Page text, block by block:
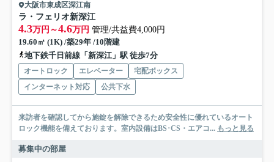
大阪市東成区深江南
ラ・フェリオ新深江
4.3万円～4.6万円 管理/共益費4,000円
19.60㎡ (1K) /築29年 /10階建
地下鉄千日前線「新深江」駅 徒歩7分
オートロック エレベーター
宅配ボックス
インターネット対応
公共下水
来訪者を確認してから施錠を解除できるため安全性に優れているオート
ロック機能を備えております。室内設備はBS･CS・エアコ... もっと見る
募集中の部屋